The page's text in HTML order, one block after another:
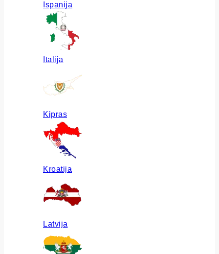
Ispanija
Italija
Kipras
Kroatija
Latvija